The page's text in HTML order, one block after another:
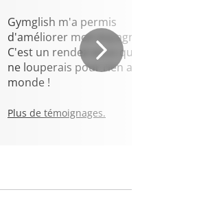
Gymglish m'a permis
d'améliorer mon espagnol.
C'est un rendez-vous que je
ne louperais pour rien au
monde !
Plus de témoignages.